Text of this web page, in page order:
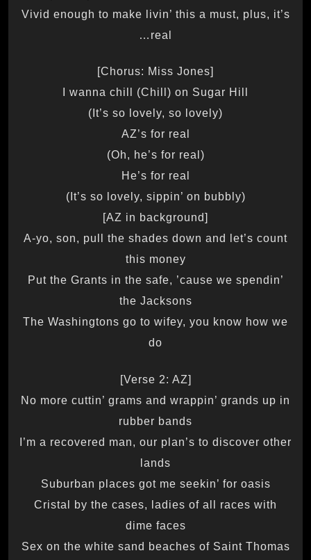
Vivid enough to make livin’ this a must, plus, it’s
real…
[Chorus: Miss Jones]
I wanna chill (Chill) on Sugar Hill
(It’s so lovely, so lovely)
AZ’s for real
(Oh, he’s for real)
He’s for real
(It’s so lovely, sippin’ on bubbly)
[AZ in background]
A-yo, son, pull the shades down and let’s count
this money
Put the Grants in the safe, ’cause we spendin’
the Jacksons
The Washingtons go to wifey, you know how we
do
[Verse 2: AZ]
No more cuttin’ grams and wrappin’ grands up in
rubber bands
I’m a recovered man, our plan’s to discover other
lands
Suburban places got me seekin’ for oasis
Cristal by the cases, ladies of all races with
dime faces
Sex on the white sand beaches of Saint Thomas